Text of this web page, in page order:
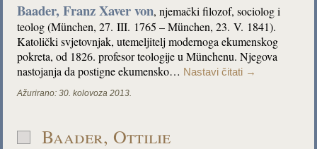
Baader, Franz Xaver von, njemački filozof, sociolog i
teolog (München, 27. III. 1765 – München, 23. V. 1841).
Katolički svjetovnjak, utemeljitelj modernoga ekumenskog
pokreta, od 1826. profesor teologije u Münchenu. Njegova
nastojanja da postigne ekumensko… Nastavi čitati →
Ažurirano: 30. kolovoza 2013.
Baader, Ottilie